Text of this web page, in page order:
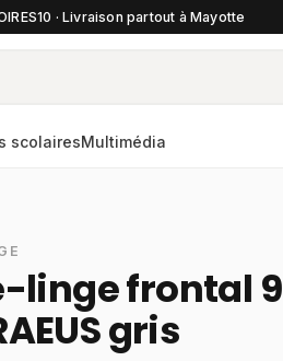
· Livraison partout à Mayotte
scolairesMultimédia
linge frontal
gris